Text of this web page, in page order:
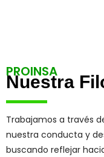
PROINSA
Nuestra
Trabajamos a través
nuestra conducta y
buscando reflejar